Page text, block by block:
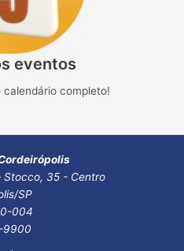
eventos
completo!
Stocco, 35 - Centro
SP
004
9900